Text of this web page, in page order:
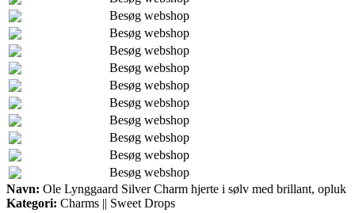
Besøg webshop
Besøg webshop
Besøg webshop
Besøg webshop
Besøg webshop
Besøg webshop
Besøg webshop
Besøg webshop
Besøg webshop
Besøg webshop
Navn: Ole Lynggaard Silver Charm hjerte i sølv med brillant, opluk
Kategori: Charms || Sweet Drops